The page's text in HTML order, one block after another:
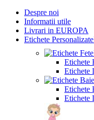
Despre noi
Informatii utile
Livrari in EUROPA
Etichete Personalizate
Etichete
Etichete
Etichete
Etichete